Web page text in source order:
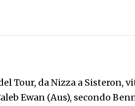
Tour, da Nizza a Sisteron,
Ewan (Aus), secondo